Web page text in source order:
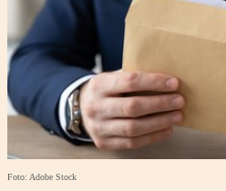
Foto: Adobe Stock